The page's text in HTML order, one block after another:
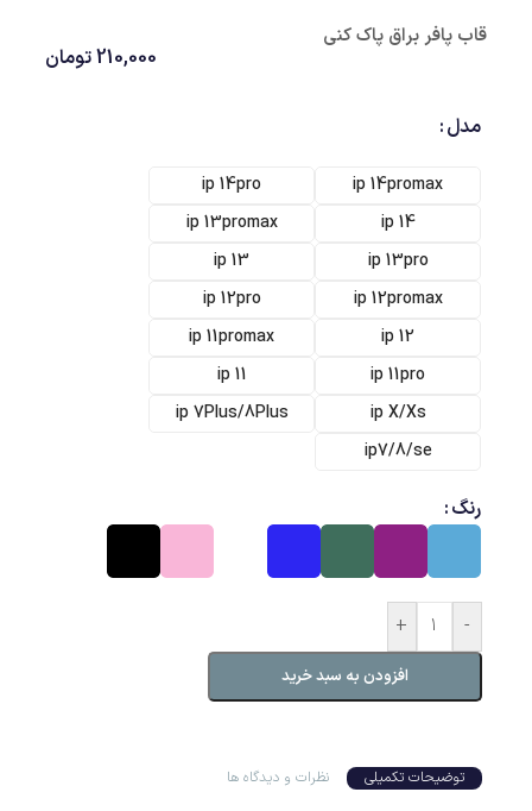
قاب پافر براق پاک کنی
210,000تومان
مدل
ip 14promax
ip 14pro
ip 14
ip 13promax
ip 13pro
ip 13
ip 12promax
ip 12pro
ip 12
ip 11promax
ip 11pro
ip 11
ip X/Xs
ip 7Plus/8Plus
ip7/8/se
رنگ
-
+
افزودن به سبد خرید
توضیحات تکمیلی نظرات و دیدگاه ها